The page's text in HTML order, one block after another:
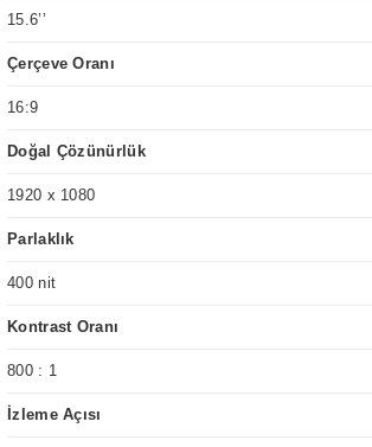
15.6’’
Çerçeve Oranı
16:9
Doğal Çözünürlük
1920 x 1080
Parlaklık
400 nit
Kontrast Oranı
800 : 1
İzleme Açısı